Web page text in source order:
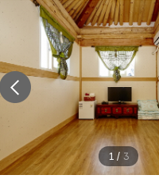
1 / 3